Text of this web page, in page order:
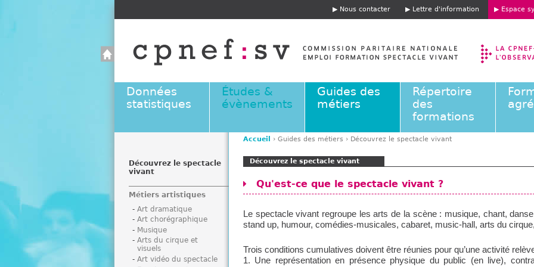
Jump to navigation
E
t
ê
e
Nous contacter Lettre d'information Espace
Données
statistiques
Études &
évènements
Guides des
métiers
Répertoire
des
formations
s
t
e
i
c
Accueil › Guides des métiers › Découvrez le spectacle vivant
Découvrez le spectacle vivant
Qu'est-ce que le spectacle vivant ?
Le spectacle vivant regroupe les arts de la scène : musique, chant,
stand up, humour, comédies-musicales, cabaret, music-hall, arts du
Trois conditions cumulatives doivent être réunies pour qu’une activité
1. Une représentation en présence physique du public (en live),
Découvrez le spectacle
vivant
Métiers artistiques
Art dramatique
Art chorégraphique
Musique
Arts du cirque et
visuels
Art vidéo du spectacle